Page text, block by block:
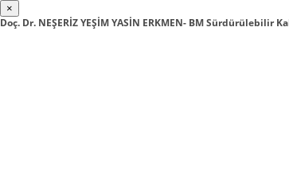
×
Doç. Dr. NEŞERİZ YEŞİM YASİN ERKMEN- BM Sürdürülebilir